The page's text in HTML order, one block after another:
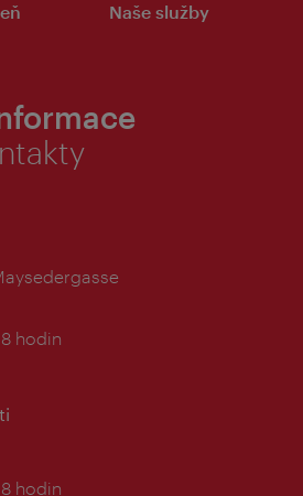
Naše služby
hodin
hodin